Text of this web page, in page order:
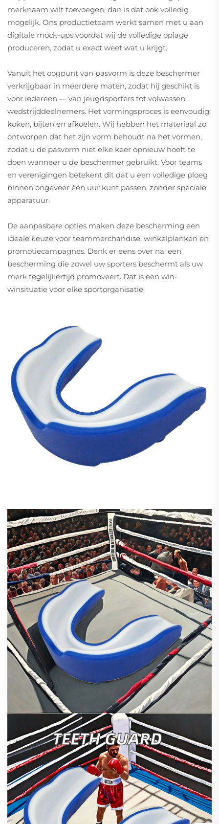
merknaam wilt toevoegen, dan is dat ook volledig
mogelijk. Ons productieteam werkt samen met u aan
digitale mock-ups voordat wij de volledige oplage
produceren, zodat u exact weet wat u krijgt.
Vanuit het oogpunt van pasvorm is deze beschermer
verkrijgbaar in meerdere maten, zodat hij geschikt is
voor iedereen — van jeugdsporters tot volwassen
wedstrijddeelnemers. Het vormingsproces is eenvoudig:
koken, bijten en afkoelen. Wij hebben het materiaal zo
ontworpen dat het zijn vorm behoudt na het vormen,
zodat u de pasvorm niet elke keer opnieuw hoeft te
doen wanneer u de beschermer gebruikt. Voor teams
en verenigingen betekent dit dat u een volledige ploeg
binnen ongeveer één uur kunt passen, zonder speciale
apparatuur.
De aanpasbare opties maken deze bescherming een
ideale keuze voor teammerchandise, winkelplanken en
promotiecampagnes. Denk er eens over na: een
bescherming die zowel uw sporters beschermt als uw
merk tegelijkertijd promoveert. Dat is een win-
winsituatie voor elke sportorganisatie.